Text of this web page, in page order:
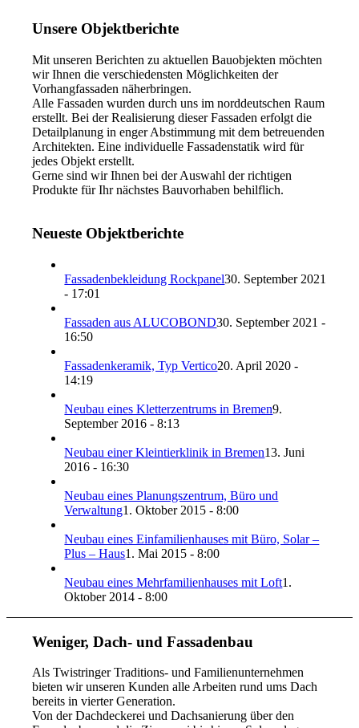
Unsere Objektberichte
Mit unseren Berichten zu aktuellen Bauobjekten möchten
wir Ihnen die verschiedensten Möglichkeiten der
Vorhangfassaden näherbringen.
Alle Fassaden wurden durch uns im norddeutschen Raum
erstellt. Bei der Realisierung dieser Fassaden erfolgt die
Detailplanung in enger Abstimmung mit dem betreuenden
Architekten. Eine individuelle Fassadenstatik wird für
jedes Objekt erstellt.
Gerne sind wir Ihnen bei der Auswahl der richtigen
Produkte für Ihr nächstes Bauvorhaben behilflich.
Neueste Objektberichte
Fassadenbekleidung Rockpanel30. September 2021
- 17:01
Fassaden aus ALUCOBOND30. September 2021 -
16:50
Fassadenkeramik, Typ Vertico20. April 2020 -
14:19
Neubau eines Kletterzentrums in Bremen9.
September 2016 - 8:13
Neubau einer Kleintierklinik in Bremen13. Juni
2016 - 16:30
Neubau eines Planungszentrum, Büro und
Verwaltung1. Oktober 2015 - 8:00
Neubau eines Einfamilienhauses mit Büro, Solar –
Plus – Haus1. Mai 2015 - 8:00
Neubau eines Mehrfamilienhauses mit Loft1.
Oktober 2014 - 8:00
Weniger, Dach- und Fassadenbau
Als Twistringer Traditions- und Familienunternehmen
bieten wir unseren Kunden alle Arbeiten rund ums Dach
bereits in vierter Generation.
Von der Dachdeckerei und Dachsanierung über den